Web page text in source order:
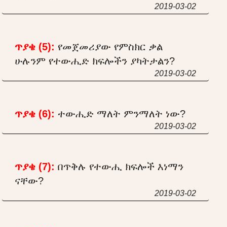
2019-03-02
ጥያቄ (5): የመጀመሪያው የምስክር ቃል
ሁሉንም የተውሒድ ክፍሎችን ያካትታልን?
2019-03-02
ጥያቄ (6): ተውሒድ ማለት ምንማለት ነው?
2019-03-02
ጥያቄ (7): በጥቅሉ የተውሒ ክፍሎች እነማን
ናቸው?
2019-03-02